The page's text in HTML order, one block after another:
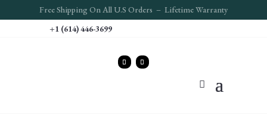
Free Shipping On All U.S Orders – Lifetime Warranty
+1 (614) 446-3699